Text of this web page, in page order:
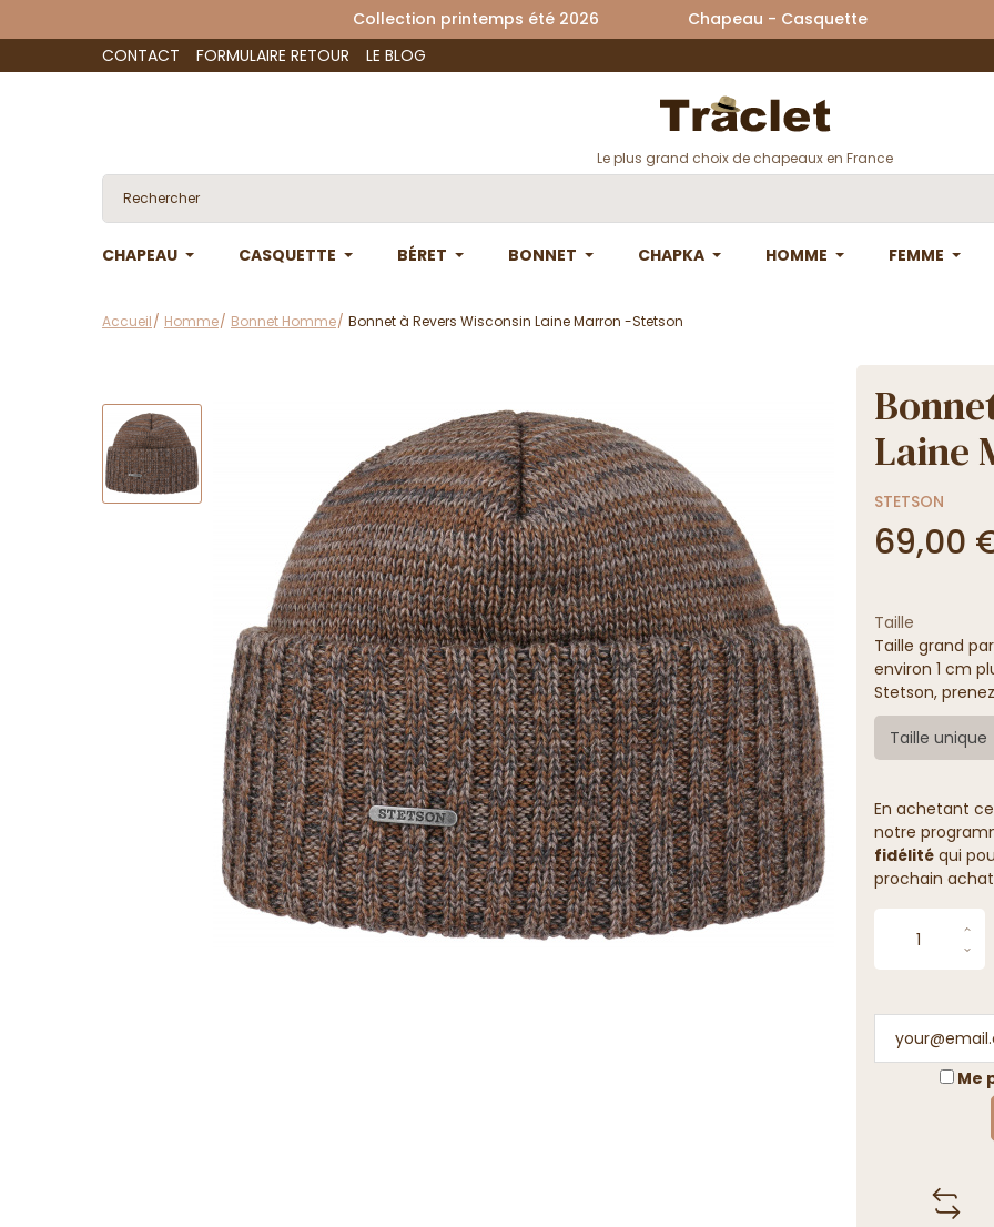
Collection printemps été 2026 Chapeau - Casquette
CONTACT
FORMULAIRE RETOUR LE BLOG
Le plus grand choix de chapeaux en France
CHAPEAU CASQUETTE BÉRET BONNET CHAPKA HOMME FEMME
Accueil Homme Bonnet Homme Bonnet à Revers Wisconsin Laine Marron -Stetson
Laine
STETSON
69,00
Taille
Taille grand
environ 1 cm
Stetson,
Taille unique
En achetant
notre
fidélitéqui
prochain
Me